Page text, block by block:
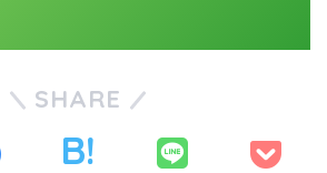
SHARE